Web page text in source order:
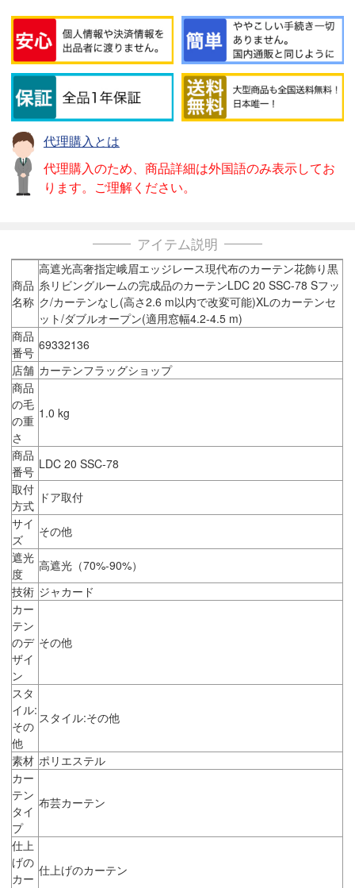
代理購入とは
代理購入のため、商品詳細は外国語のみ表示してお
ります。ご理解ください。
アイテム説明
商品
名称
高遮光高奢指定峨眉エッジレース現代布のカーテン花飾り黒
糸リビングルームの完成品のカーテンLDC 20 SSC-78 Sフッ
ク/カーテンなし(高さ2.6 m以内で改変可能)XLのカーテンセ
ット/ダブルオープン(適用窓幅4.2-4.5 m)
商品
番号 69332136
店舗 カーテンフラッグショップ
商品
の毛
の重
さ
1.0 kg
商品
番号 LDC 20 SSC-78
取付
方式
ドア取付
サイ
ズ
その他
遮光
度
高遮光（70%-90%）
技術 ジャカード
カー
テン
のデ
ザイ
ン
その他
スタ
イル:
その
他
スタイル:その他
素材 ポリエステル
カー
テン
タイ
プ
布芸カーテン
仕上
げの
カー
仕上げのカーテン